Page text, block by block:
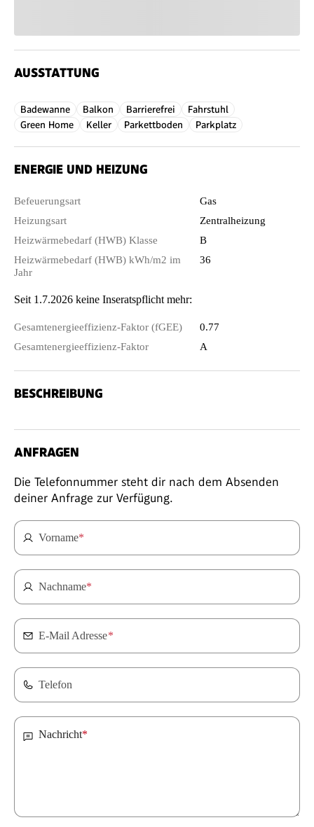
AUSSTATTUNG
Badewanne Balkon Barrierefrei
Fahrstuhl
Green Home
Keller Parkettboden Parkplatz
ENERGIE UND HEIZUNG
Befeuerungsart
Gas
Heizungsart
Zentralheizung
Heizwärmebedarf (HWB) Klasse
B
Heizwärmebedarf (HWB) kWh/m2 im
Jahr
36
Seit 1.7.2026 keine Inseratspflicht mehr:
Gesamtenergieeffizienz-Faktor (fGEE)
0.77
Gesamtenergieeffizienz-Faktor
A
BESCHREIBUNG
ANFRAGEN
Die Telefonnummer steht dir nach dem Absenden
deiner Anfrage zur Verfügung.
Vorname*
Nachname*
E-Mail Adresse*
Telefon
Nachricht*